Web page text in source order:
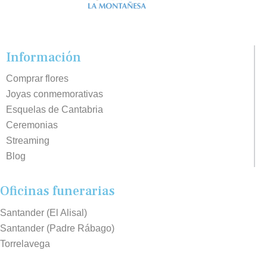
Información
Comprar flores
Joyas conmemorativas
Esquelas de Cantabria
Ceremonias
Streaming
Blog
Oficinas funerarias
Santander (El Alisal)
Santander (Padre Rábago)
Torrelavega